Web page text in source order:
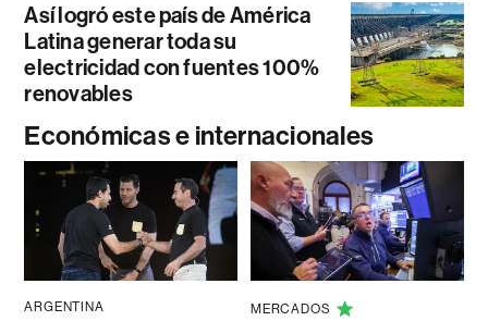
Así logró este país de América
Latina generar toda su
electricidad con fuentes 100%
renovables
Económicas e internacionales
ARGENTINA MERCADOS